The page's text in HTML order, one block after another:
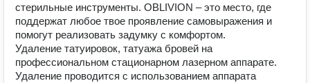
стерильные инструменты. OBLIVION – это место, где
поддержат любое твое проявление самовыражения и
помогут реализовать задумку с комфортом.
️Удаление татуировок, татуажа бровей на
профессиональном стационарном лазерном аппарате.
Удаление проводится с использованием аппарата